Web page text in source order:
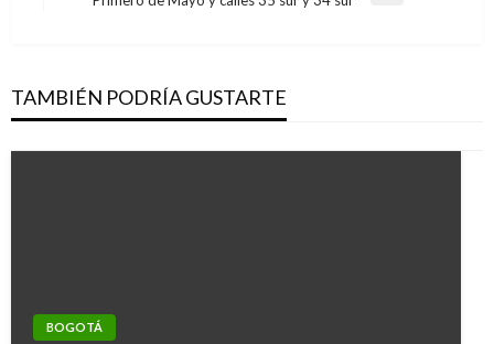
TAMBIÉN PODRÍA GUSTARTE
BOGOTÁ